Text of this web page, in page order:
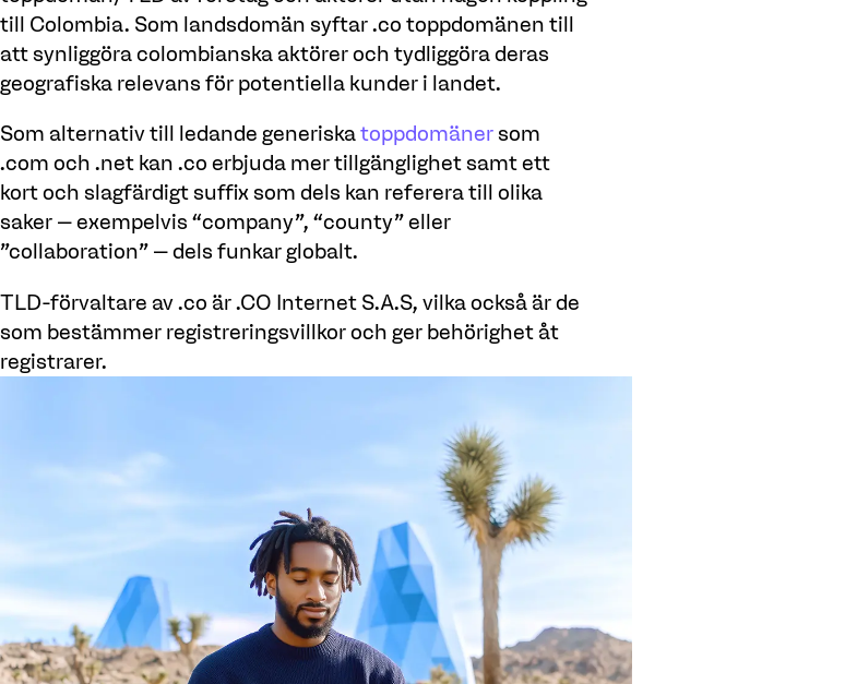
till Colombia. Som landsdomän syftar .co toppdomänen till
att synliggöra colombianska aktörer och tydliggöra deras
geografiska relevans för potentiella kunder i landet.
Som alternativ till ledande generiskatoppdomänersom
.com och .net kan .co erbjuda mer tillgänglighet samt ett
kort och slagfärdigt suffix som dels kan referera till olika
saker – exempelvis “company”, “county” eller
"collaboration" – dels funkar globalt.
TLD-förvaltare av .co är .CO Internet S.A.S, vilka också är de
som bestämmer registreringsvillkor och ger behörighet åt
registrarer.